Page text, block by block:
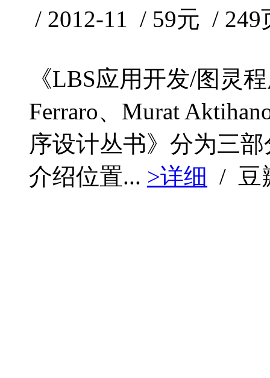
/ 2012-11 / 59元 / 249
《LBS应用开发/图灵
Ferraro、Murat
序设计丛书》分为三
介绍位置... >详细 / 豆